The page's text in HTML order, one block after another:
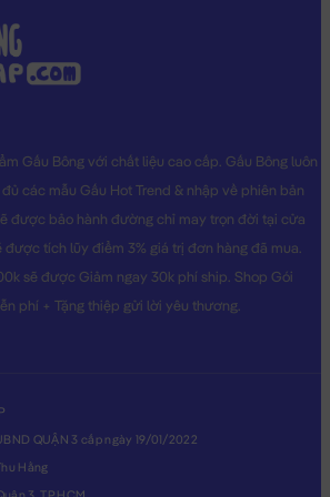
- Trắng - 50cm
cho người thân yêu của bạn!
len Cờ Mỹ - Trắng - 50cm, hình ảnh này
CHỤP.
Gấu Bông với chất liệu cao cấp. Gấu Bông luôn
các mẫu Gấu Hot Trend & nhập về phiên bản
được bảo hành đường chỉ may trọn đời tại cửa
được tích lũy điểm 3% giá trị đơn hàng đã mua.
sẽ được Giảm ngay 30k phí ship. Shop Gói
phí + Tặng thiệp gửi lời yêu thương.
QUẬN 3 cấp ngày 19/01/2022
Hằng